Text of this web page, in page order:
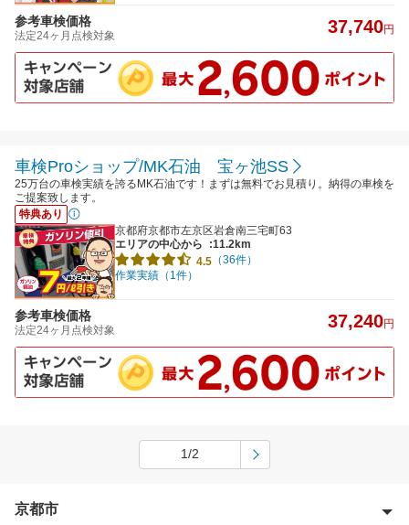
参考車検価格
法定24ヶ月点検対象 37,740円
車検Proショップ/MK石油 宝ヶ池SS
25万台の車検実績を誇るMK石油です！まずは無料でお見積り。納得の車検を
ご提案致します。
特典あり
京都府京都市左京区岩倉南三宅町63
エリアの中心から
:11.2km
4.5 （36件）
作業実績（1件）
参考車検価格
法定24ヶ月点検対象 37,240円
1/2
京都市